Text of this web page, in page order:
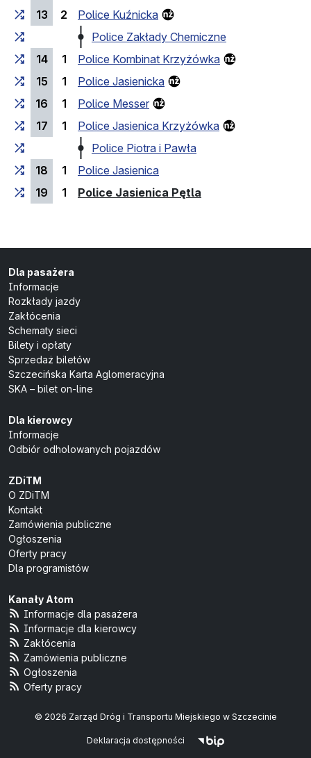
13
2
Police Kuźnicka
Police Zakłady Chemiczne
14
1
Police Kombinat Krzyżówka
15
1
Police Jasienicka
16
1
Police Messer
17
1
Police Jasienica Krzyżówka
Police Piotra i Pawła
18
1
Police Jasienica
19
1 Police Jasienica Pętla
Dla pasażera
Informacje
Rozkłady jazdy
Zakłócenia
Schematy sieci
Bilety i opłaty
Sprzedaż biletów
Szczecińska Karta Aglomeracyjna
SKA – bilet on-line
Dla kierowcy
Informacje
Odbiór odholowanych pojazdów
ZDiTM
O ZDiTM
Kontakt
Zamówienia publiczne
Ogłoszenia
Oferty pracy
Dla programistów
Kanały Atom
Informacje dla pasażera
Informacje dla kierowcy
Zakłócenia
Zamówienia publiczne
Ogłoszenia
Oferty pracy
© 2026 Zarząd Dróg i Transportu Miejskiego w Szczecinie
Deklaracja dostępności